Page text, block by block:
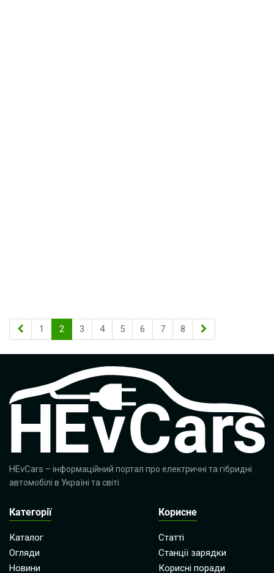
1 2 3 4 5 6 7 8
HEvCars – інформаційний портал про електричні та гібридні
автомобілі в Україні та світі
Категорії
Каталог
Огляди
Новини
Корисне
Статті
Станції зарядки
Корисні поради